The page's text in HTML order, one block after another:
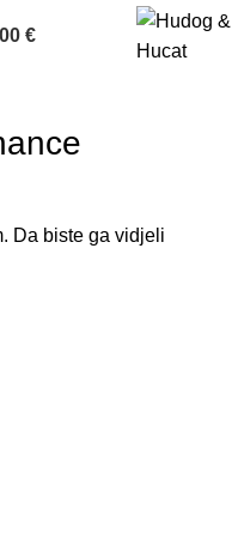
€
Da biste ga vidjeli